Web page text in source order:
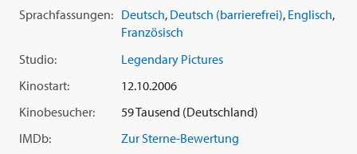
Sprachfassungen: Deutsch, Deutsch (barrierefrei), Englisch,
Französisch
Studio:
Legendary Pictures
Kinostart:
12.10.2006
Kinobesucher:
59 Tausend (Deutschland)
IMDb:
Zur Sterne-Bewertung